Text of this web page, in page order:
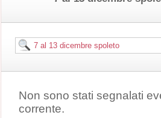
Non sono stati segnalati
corrente.